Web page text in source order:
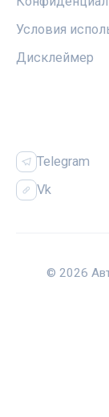
Условия
Дисклеймер
Telegram
Vk
© 2026